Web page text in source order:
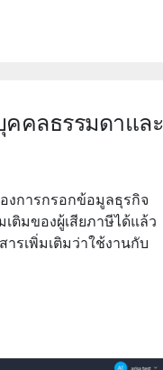
คคลธรรมดาและ
งการกรอกข้อมูลธุรกิจ
ติมของผู้เสียภาษีได้แล้ว
รเพิ่มเติมว่าใช้งานกับ